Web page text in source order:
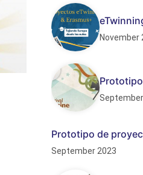
November
Prototipo de
September 2023